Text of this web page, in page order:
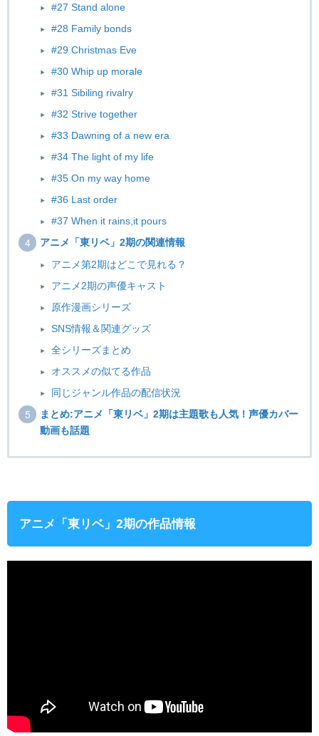
#27 Stand alone
#28 Family bonds
#29 Christmas Eve
#30 Whip up morale
#31 Sibiling rivalry
#32 Strive together
#33 Dawning of a new era
#34 The light of my life
#35 On my way home
#36 Last order
#37 When it rains,it pours
アニメ「東リベ」2期の関連情報
アニメ第2期はどこで見れる？
アニメ2期の声優キャスト
原作漫画シリーズ
SNS情報＆関連グッズ
全シリーズまとめ
オススメの似てる作品
同じジャンル作品の配信状況
まとめ:アニメ「東リベ」2期は主題歌も人気！声優カバー
動画も話題
アニメ「東リベ」2期の作品情報